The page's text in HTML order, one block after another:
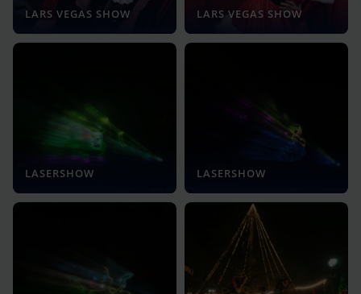
LARS VEGAS SHOW LARS VEGAS SHOW
LASERSHOW LASERSHOW